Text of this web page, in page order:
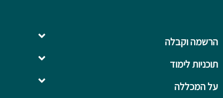
על המכללה
תוכניות לימוד
הרשמה וקבלה